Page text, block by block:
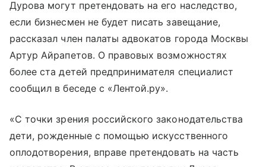
Дурова могут претендовать на его наследство,
если бизнесмен не будет писать завещание,
рассказал член палаты адвокатов города Москвы
Артур Айрапетов. О правовых возможностях
более ста детей предпринимателя специалист
сообщил в беседе с «Лентой.ру».
«С точки зрения российского законодательства
дети, рожденные с помощью искусственного
оплодотворения, вправе претендовать на часть